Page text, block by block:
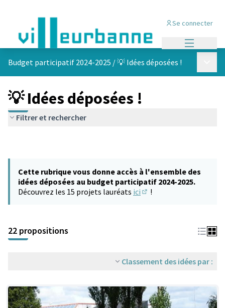
Se connecter
Budget participatif 2024-2025 /💡 Idées déposées !
💡 Idées déposées !
Filtrer et rechercher
Cette rubrique vous donne accès à l'ensemble des
idées déposées au budget participatif 2024-2025.
Découvrez les 15 projets lauréats ici !
22 propositions
Classement des idées par :